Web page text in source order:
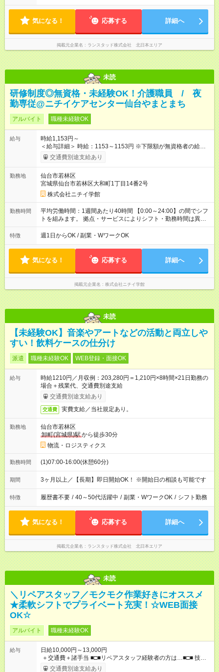
気になる！ 応募する 詳細へ
掲載元企業名 ランスタッド株式会社 北日本エリア
未読
研修制度◎無資格・未経験OK！介護職員 / 夜
勤専従@ニチイケアセンター仙台やまとまち
アルバイト 職種未経験OK
給与
時給1,153円～
＜給与詳細＞ 時給：1153～1153円 ※下限額が無資格者の給与
です。 【試用期間】試用期間あり 試用期間の長さ：3ヶ月 雇用
形態、給与は本採用時と同じです。
交通費別途支給あり
勤務地
仙台市若林区
宮城県仙台市若林区大和町1丁目14番2号
株式会社ニチイ学館
勤務時間
平均労働時間：1週間あたり40時間 【0:00～24:00】の間でシフ
トを組みます。 拠点・サービスによりシフト・勤務時間は異な
ります。 ＜シフト例＞ 早番：7:30～16:30 日勤：9:00～18:00
遅番：10:30～19:30 夜勤：16:30～翌9:30 ※上記は一例です。
たり40時間 【0:00～24:00】の間でシフトを組みます。 拠点・
サービスによりシフト・勤務時間は異なります。 ＜シフト例＞
早番：7:30～16:30 日勤：9:00～18:00 遅番：10:30～19:30 夜
勤：16:30～翌9:30 ※上記は一例です。 ※勤務日数や時間帯はご
相談ください。
特徴 週1日からOK / 副業・WワークOK
気になる！ 応募する 詳細へ
掲載元企業名 株式会社ニチイ学館
未読
【未経験OK】音楽やアートなどの活動と両立しや
すい！飲料ケースの仕分け
派遣 職種未経験OK WEB登録・面接OK
給与
時給1210円／月収例：203,280円＝1,210円×8時間×21日勤務の
場合＋残業代、交通費別途支給
交通費別途支給あり
交通費 実費支給／当社規定あり。
勤務地
仙台市若林区
卸町(宮城県)駅から徒歩30分
物流・ロジスティクス
勤務時間 (1)07:00-16:00(休憩60分)
期間 3ヶ月以上／【長期】即日開始OK！ ※開始日の相談も可能です
特徴 履歴書不要 / 40～50代活躍中 / 副業・WワークOK / シフト勤務
気になる！ 応募する 詳細へ
掲載元企業名 ランスタッド株式会社 北日本エリア
未読
＼リペアスタッフ／モクモク作業好きにオススメ
★柔軟シフトでプライベート充実！☆WEB面接
OK☆
アルバイト 職種未経験OK
給与
日給10,000円～13,000円
＋交通費＋諸手当 ■□■リペアスタッフ経験者の方は…■□■ 技術
チェック後に日給を決定します！ ・現場数に応じて『日給が1.2
交通費別途支給あり